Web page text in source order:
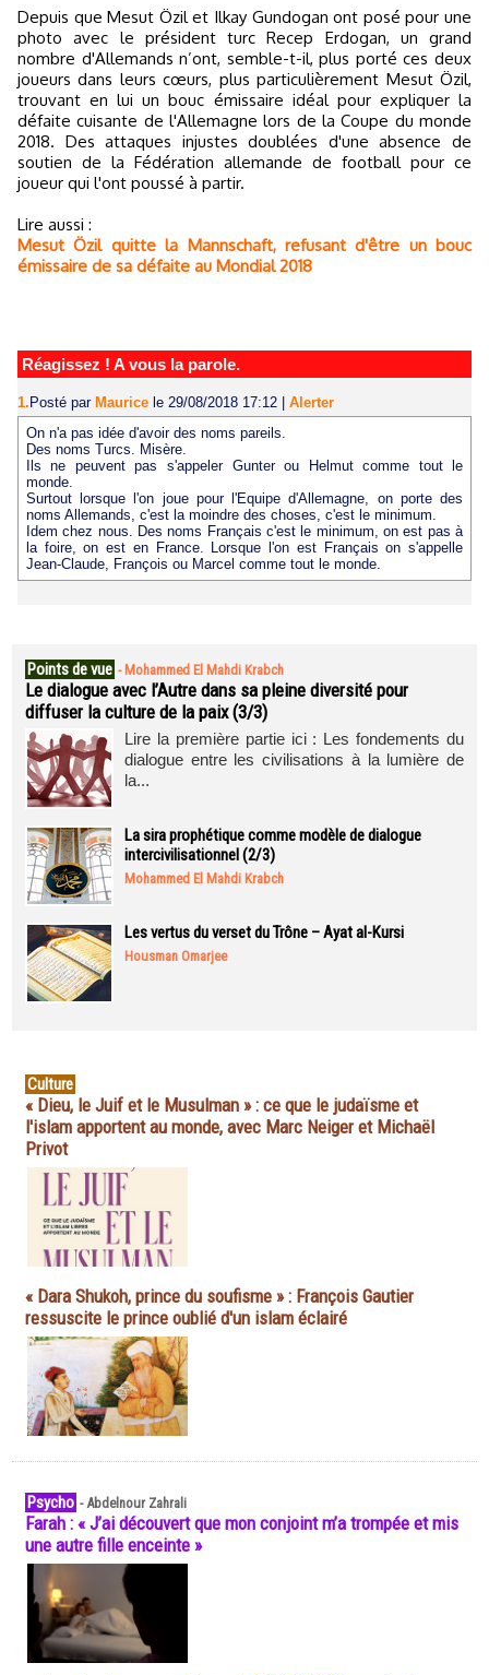
Depuis que Mesut Özil et Ilkay Gundogan ont posé pour une
photo avec le président turc Recep Erdogan, un grand
nombre d'Allemands n’ont, semble-t-il, plus porté ces deux
joueurs dans leurs cœurs, plus particulièrement Mesut Özil,
trouvant en lui un bouc émissaire idéal pour expliquer la
défaite cuisante de l'Allemagne lors de la Coupe du monde
2018. Des attaques injustes doublées d'une absence de
soutien de la Fédération allemande de football pour ce
joueur qui l'ont poussé à partir.
Lire aussi :
Mesut Özil quitte la Mannschaft, refusant d'être un bouc
émissaire de sa défaite au Mondial 2018
Réagissez ! A vous la parole.
1. Posté par Maurice le 29/08/2018 17:12
Alerter
On n'a pas idée d'avoir des noms pareils.
Des noms Turcs. Misère.
Ils ne peuvent pas s'appeler Gunter ou Helmut comme tout le
monde.
Surtout lorsque l'on joue pour l'Equipe d'Allemagne, on porte des
noms Allemands, c'est la moindre des choses, c'est le minimum.
Idem chez nous. Des noms Français c'est le minimum, on est pas à
la foire, on est en France. Lorsque l'on est Français on s'appelle
Jean-Claude, François ou Marcel comme tout le monde.
Points de vue - Mohammed El Mahdi Krabch
Le dialogue avec l’Autre dans sa pleine diversité pour
diffuser la culture de la paix (3/3)
Lire la première partie ici : Les fondements du
dialogue entre les civilisations à la lumière de
la...
La sira prophétique comme modèle de dialogue
intercivilisationnel (2/3)
Mohammed El Mahdi Krabch
Les vertus du verset du Trône – Ayat al-Kursi
Housman Omarjee
Culture
« Dieu, le Juif et le Musulman » : ce que le judaïsme et
l'islam apportent au monde, avec Marc Neiger et Michaël
Privot
« Dara Shukoh, prince du soufisme » : François Gautier
ressuscite le prince oublié d'un islam éclairé
Psycho -Abdelnour Zahrali
Farah : « J’ai découvert que mon conjoint m’a trompée et mis
une autre fille enceinte »